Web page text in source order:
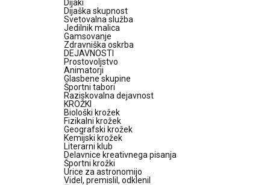
Dijaki
Dijaška skupnost
Svetovalna služba
Jedilnik malica
Gamsovanje
Zdravniška oskrba
DEJAVNOSTI
Prostovoljstvo
Animatorji
Glasbene skupine
Športni tabori
Raziskovalna dejavnost
KROŽKI
Biološki krožek
Fizikalni krožek
Geografski krožek
Kemijski krožek
Literarni klub
Delavnice kreativnega pisanja
Športni krožki
Urice za astronomijo
Videl, premislil, odklenil